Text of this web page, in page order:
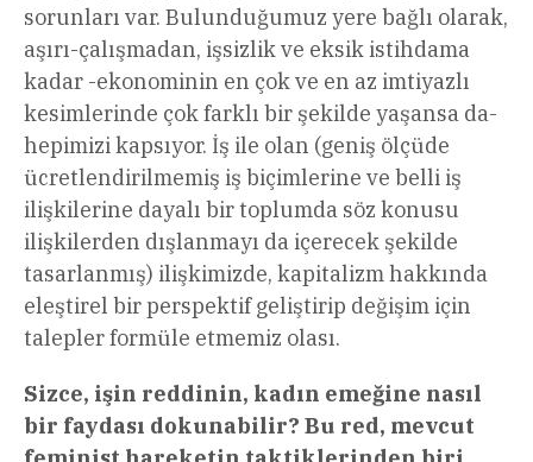
sorunları var. Bulunduğumuz yere bağlı olarak,
aşırı-çalışmadan, işsizlik ve eksik istihdama
kadar -ekonominin en çok ve en az imtiyazlı
kesimlerinde çok farklı bir şekilde yaşansa da-
hepimizi kapsıyor. İş ile olan (geniş ölçüde
ücretlendirilmemiş iş biçimlerine ve belli iş
ilişkilerine dayalı bir toplumda söz konusu
ilişkilerden dışlanmayı da içerecek şekilde
tasarlanmış) ilişkimizde, kapitalizm hakkında
eleştirel bir perspektif geliştirip değişim için
talepler formüle etmemiz olası.
Sizce, işin reddinin, kadın emeğine nasıl
bir faydası dokunabilir? Bu red, mevcut